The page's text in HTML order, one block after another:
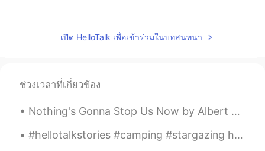
PT DE
Nice shots! What’s that green thing on
เปิด HelloTalk เพื่อเข้าร่วมในบทสนทนา
ช่วงเวลาที่เกี่ยวข้อง
Nothing's Gonna Stop Us Now by Albert Hammond, Richard Hulle and Diane Warren. Part 2 of 2. I...
#hellotalkstories #camping #stargazing had a wonderful camping time last weekend. was able to se...